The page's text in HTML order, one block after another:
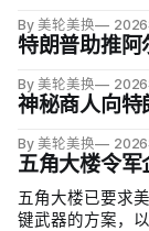
By 美轮美换
特朗普助推阿
By 美轮美换
神秘商人向特
By 美轮美换
五角大楼令
五角大楼已要求
键武器的方案，